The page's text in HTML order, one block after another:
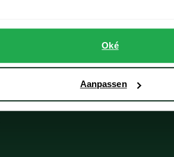
Oké
Aanpassen